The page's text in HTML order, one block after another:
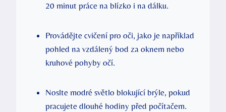
20 minut práce na blízko i na dálku.
Provádějte cvičení pro oči, jako je například
pohled na vzdálený bod za oknem nebo
kruhové pohyby očí.
Noslte modré světlo blokující brýle, pokud
pracujete dlouhé hodiny před počítačem.